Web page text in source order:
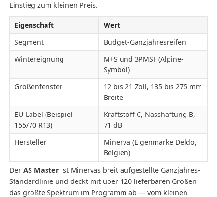
Einstieg zum kleinen Preis.
Eigenschaft
Wert
Segment
Budget-Ganzjahresreifen
Wintereignung
M+S und 3PMSF (Alpine-
Symbol)
Größenfenster
12 bis 21 Zoll, 135 bis 275 mm
Breite
EU-Label (Beispiel
155/70 R13)
Kraftstoff C, Nasshaftung B,
71 dB
Hersteller
Minerva (Eigenmarke Deldo,
Belgien)
Der AS Master ist Minervas breit aufgestellte Ganzjahres-
Standardlinie und deckt mit über 120 lieferbaren Größen
das größte Spektrum im Programm ab — vom kleinen